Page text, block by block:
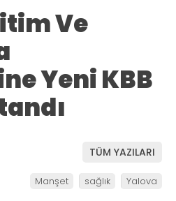
Ve
Yeni KBB
TÜM YAZILARI
Manşet sağlık Yalova